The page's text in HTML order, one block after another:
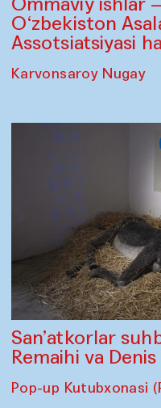
O‘zbekiston
Assotsiatsiyasi
Karvonsaroy Nugay
San’atkorlar
Remaihi va
Pop-up Kutubxonasi